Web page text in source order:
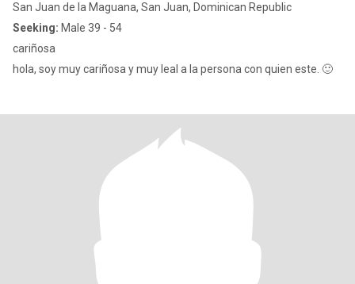
San Juan de la Maguana, San Juan, Dominican Republic
Seeking: Male 39 - 54
cariñosa
hola, soy muy cariñosa y muy leal a la persona con quien este. 🙂